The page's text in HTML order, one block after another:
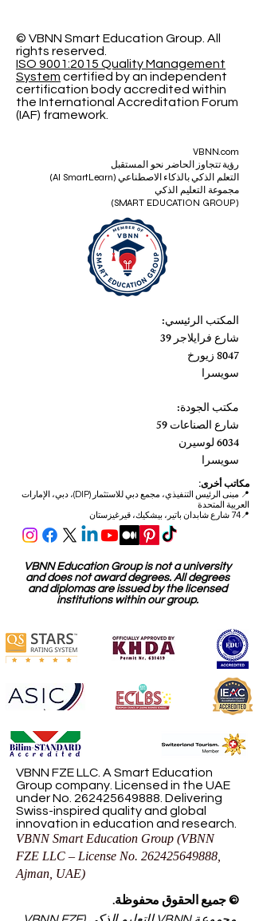
© VBNN Smart Education Group. All
rights reserved.
ISO 9001:2015 Quality Management
System certified by an independent
certification body accredited within
the International Accreditation Forum
(IAF) framework.
VBNN.com
رؤية تتجاوز الحاضر نحو المستقبل
التعلم الذكي بالذكاء الاصطناعي (AI SmartLearn)
مجموعة التعليم الذكي
(SMART EDUCATION GROUP)
المكتب الرئيسي:
شارع فرايلاجر 39
8047 زيورخ
سويسرا
مكتب الجودة:
شارع الصناعات 59
6034 لوسيرن
سويسرا
مكاتب أخرى:
📍
مبنى الرئيس التنفيذي، مجمع دبي للاستثمار (DIP)، دبي، الإمارات
العربية المتحدة
📍74 شارع شابدان باتير، بيشكيك، قيرغيزستان
VBNN Education Group is not a university
and does not award degrees. All degrees
and diplomas are issued by the licensed
institutions within our group.
VBNN FZE LLC. A Smart Education
Group company. Licensed in the UAE
under No. 262425649888 . Delivering
Swiss-inspired quality and global
innovation in education and research.
VBNN Smart Education Group (VBNN
FZE LLC – License No. 262425649888
Ajman, UAE)
© جميع الحقوق محفوظة.